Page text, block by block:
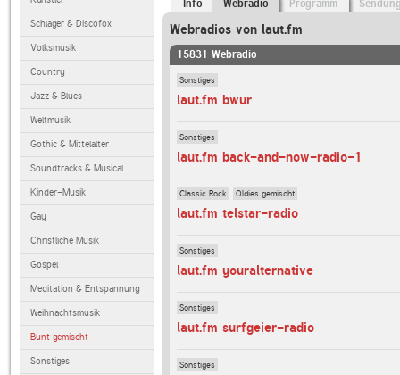
Schlager & Discofox
Volksmusik
Country
Jazz & Blues
Weltmusik
Gothic & Mittelalter
Soundtracks & Musical
Kinder-Musik
Gay
Christliche Musik
Gospel
Meditation & Entspannung
Weihnachtsmusik
Bunt gemischt
Sonstiges
Info Webradio Programm
Webradios von laut.fm
15831 Webradio
Sonstiges
laut.fm bwur
Sonstiges
laut.fm back-and-now-radio-1
Classic Rock Oldies gemischt
laut.fm telstar-radio
Sonstiges
laut.fm youralternative
Sonstiges
laut.fm surfgeier-radio
Sonstiges